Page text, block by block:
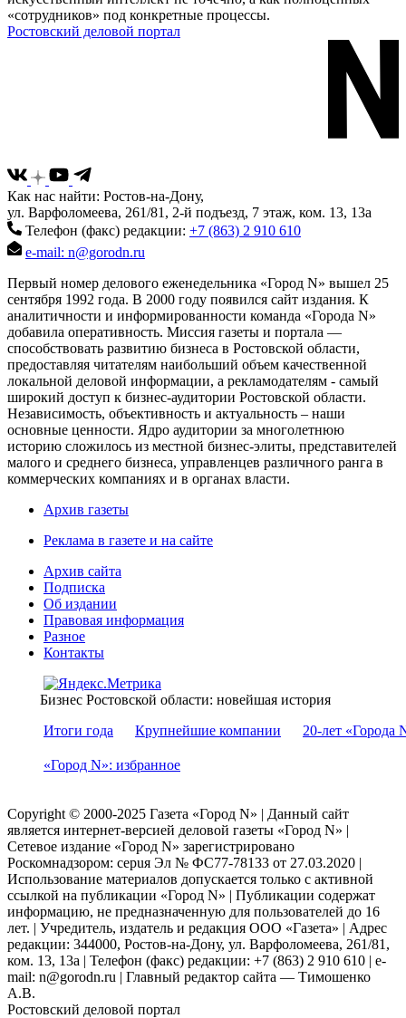
«сотрудников» под конкретные процессы.
Ростовский деловой портал
Как нас найти: Ростов-на-Дону,
ул. Варфоломеева, 261/81, 2-й подъезд, 7 этаж, ком. 13, 13а
Телефон (факс) редакции: +7 (863) 2 910 610
e-mail: n@gorodn.ru
Первый номер делового еженедельника «Город N» вышел 25
сентября 1992 года. В 2000 году появился сайт издания. К
аналитичности и информированности команда «Города N»
добавила оперативность. Миссия газеты и портала —
способствовать развитию бизнеса в Ростовской области,
предоставляя читателям наибольший объем качественной
локальной деловой информации, а рекламодателям - самый
широкий доступ к бизнес-аудитории Ростовской области.
Независимость, объективность и актуальность – наши
основные ценности. Ядро аудитории за многолетнюю
историю сложилось из местной бизнес-элиты, представителей
малого и среднего бизнеса, управленцев различного ранга в
коммерческих компаниях и в органах власти.
Архив газеты
Реклама в газете и на сайте
Архив сайта
Подписка
Об издании
Правовая информация
Разное
Контакты
Бизнес Ростовской области: новейшая история
Итоги года
Крупнейшие компании 20-лет «Города
«Город N»: избранное
Copyright © 2000-2025 Газета «Город N» | Данный сайт
является интернет-версией деловой газеты «Город N» |
Сетевое издание «Город N» зарегистрировано
Роскомнадзором: серuя Эл № ФС77-78133 от 27.03.2020 |
Использование материалов допускается только с активной
ссылкой на публикации «Город N» | Публикации содержат
информацию, не предназначенную для пользователей до 16
лет. | Учредитель, издатель и редакция ООО «Газета» | Адрес
редакции: 344000, Ростов-на-Дону, ул. Варфоломеева, 261/81,
ком. 13, 13а | Телефон (факс) редакции: +7 (863) 2 910 610 | e-
mail: n@gorodn.ru | Главный редактор сайта — Тимошенко
А.В.
Ростовский деловой портал